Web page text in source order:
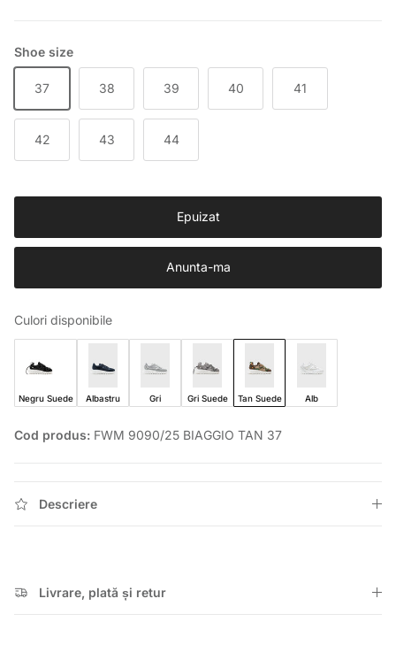
Shoe size
37 38 39 40 41
42 43 44
Epuizat
Anunta-ma
Culori disponibile
Negru Suede Albastru Gri Gri Suede Tan Suede Alb
Cod produs: FWM 9090/25 BIAGGIO TAN 37
Descriere
Livrare, plată și retur